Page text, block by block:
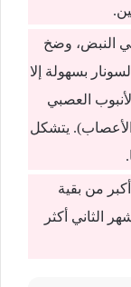
في النبض، وضخ
بسهولة إلا
العصبي
يتشكل
من بقية
الثاني أكثر